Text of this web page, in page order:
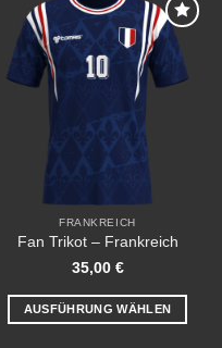
Die
Optionen
können
auf
Produktseite
gewählt
werden
Add to
wishlist
FRANKREICH
Fan Trikot – Frankreich
35,00 €
AUSFÜHRUNG WÄHLEN